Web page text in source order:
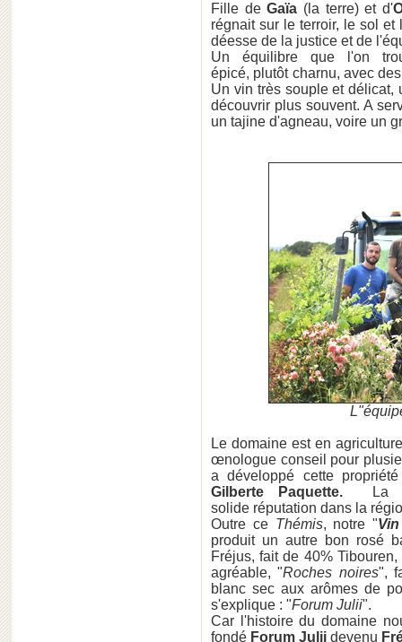
Fille deGaïa (la terre) et d'
régnait sur le terroir, le sol
déesse de la justice et de
Un équilibre que l'on
épicé, plutôt charnu, avec
Un vin très souple et
découvrir plus souvent. A
un tajine d'agneau, voire un
Le domaine est en
œnologue conseil pour
a développé cette
Gilberte Paquette.
La
solide réputation dans la
Outre ce Thémis, notre "
produit un autre bon rosé
Fréjus, fait de 40%
agréable, "Roches noires",
blanc sec aux arômes de
s'explique : "Forum Julii".
Car l'histoire du domaine
fondé Forum Julii devenu